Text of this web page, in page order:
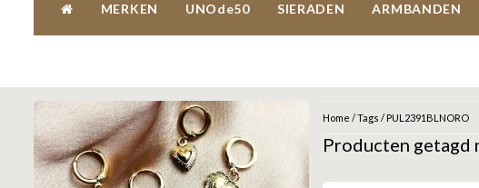
MERKEN UNOde50 SIERADEN ARMBANDEN
Home /Tags / PUL2391BLNORO
Producten getagd